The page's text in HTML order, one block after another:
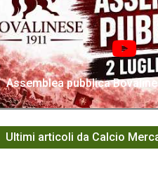
Assemblea pubblica
Ultimi articoli da Calcio